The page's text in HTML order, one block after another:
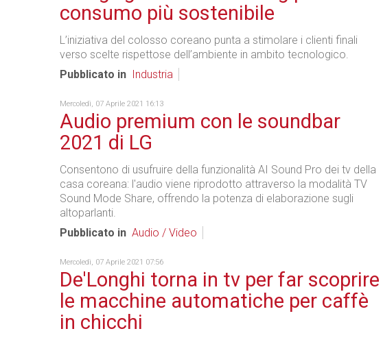
consumo più sostenibile
L’iniziativa del colosso coreano punta a stimolare i clienti finali
verso scelte rispettose dell’ambiente in ambito tecnologico.
Pubblicato in
Industria
Mercoledì, 07 Aprile 2021 16:13
Audio premium con le soundbar
2021 di LG
Consentono di usufruire della funzionalità AI Sound Pro dei tv della
casa coreana: l'audio viene riprodotto attraverso la modalità TV
Sound Mode Share, offrendo la potenza di elaborazione sugli
altoparlanti.
Pubblicato in Audio / Video
Mercoledì, 07 Aprile 2021 07:56
De'Longhi torna in tv per far scoprire
le macchine automatiche per caffè
in chicchi